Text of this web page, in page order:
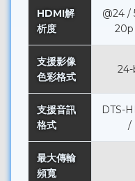
HDMI解
析度
@24 /
支援影像
色彩格式
支援音訊
格式
DTS-
/
最大傳輸
頻寬